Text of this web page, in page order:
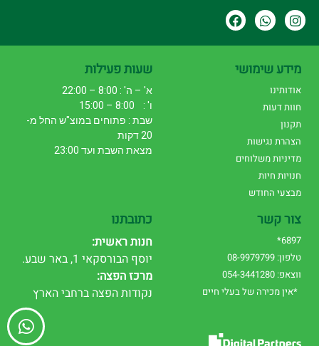
מידע שימושי
אודותינו
חוות דעות
תקנון
הצהרת נגישות
מדיניות משלוחים
חנויות חיות
מבצעי החודש
שעות פעילות
א' – ה' : 8:00 – 22:00
ו' : 8:00 – 15:00
שבת : פתוחים במוצ"ש החל מ-
20 דקות
מצאת השבת ועד 23:00
צור קשר
6897*
טלפון: 08-9979799
ווצאפ: 054-3441280
*אין מכירה של בעלי חיים
כתובתנו
חנות ראשית:
יוסף הבורסקאי 1, באר שבע.
מרכז הפצה:
נקודות הפצה ברחבי הארץ